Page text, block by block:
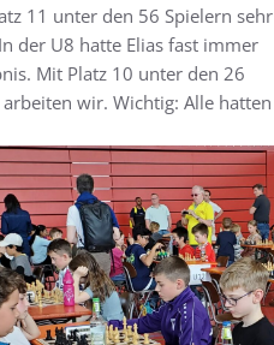
11 unter den 56 Spielern sehr
der U8 hatte Elias fast immer
Mit Platz 10 unter den 26
wir. Wichtig: Alle hatten